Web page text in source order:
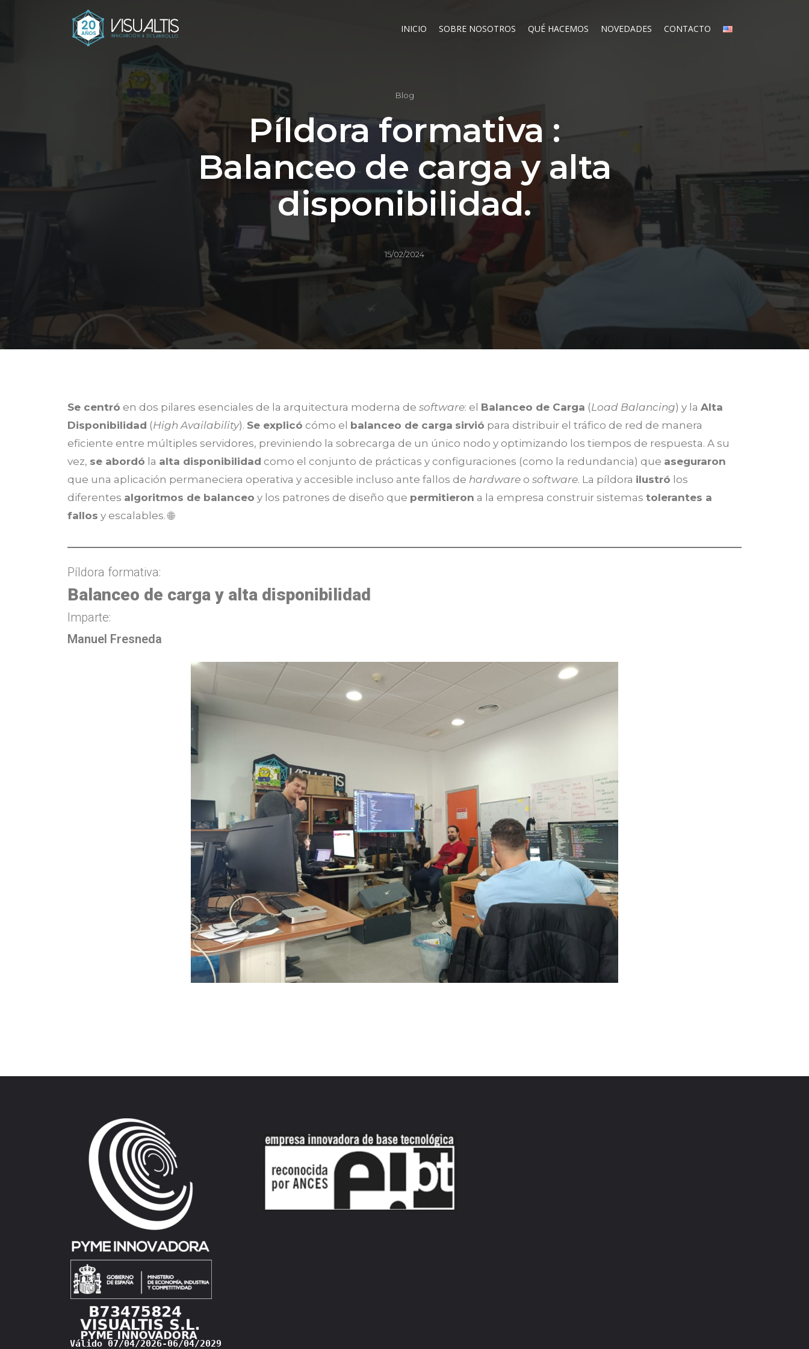
INICIO SOBRE NOSOTROS QUÉ HACEMOS NOVEDADES CONTACTO
Blog
Píldora formativa :
Balanceo de carga y alta
disponibilidad.
15/02/2024
Se centró en dos pilares esenciales de la arquitectura moderna de software: el Balanceo de Carga (Load Balancing) y la Alta
Disponibilidad (High Availability). Se explicó cómo el balanceo de carga sirvió para distribuir el tráfico de red de manera
eficiente entre múltiples servidores, previniendo la sobrecarga de un único nodo y optimizando los tiempos de respuesta. A su
vez, se abordó la alta disponibilidad como el conjunto de prácticas y configuraciones (como la redundancia) que aseguraron
que una aplicación permaneciera operativa y accesible incluso ante fallos de hardware o software. La píldora ilustró los
diferentes algoritmos de balanceo y los patrones de diseño que permitieron a la empresa construir sistemas tolerantes a
fallos y escalables. 🌐
Píldora formativa:
Balanceo de carga y alta disponibilidad
Imparte:
Manuel Fresneda